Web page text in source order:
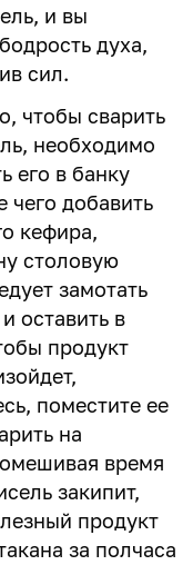
и вы
духа,
сил.
чтобы сварить
необходимо
его в банку
чего добавить
кефира,
столовую
замотать
оставить в
продукт
поместите ее
на
время
закипит,
продукт
за полчаса